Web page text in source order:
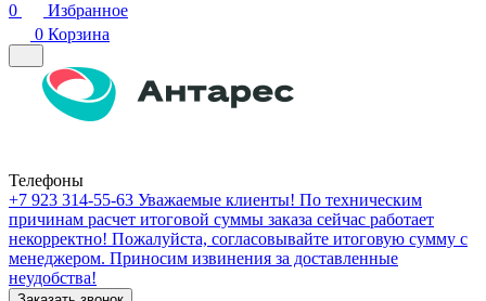
0
Избранное
0 Корзина
Телефоны
+7 923 314-55-63 Уважаемые клиенты! По техническим
причинам расчет итоговой суммы заказа сейчас работает
некорректно! Пожалуйста, согласовывайте итоговую сумму с
менеджером. Приносим извинения за доставленные
неудобства!